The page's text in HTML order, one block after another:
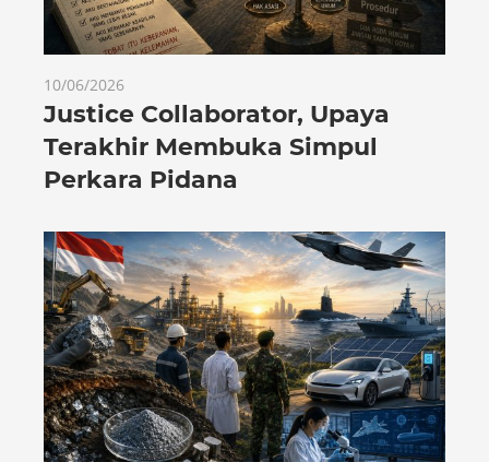
10/06/2026
Justice Collaborator, Upaya
Terakhir Membuka Simpul
Perkara Pidana